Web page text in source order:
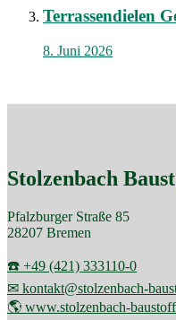
Terrassendielen
8. Juni 2026
Stolzenbach
Pfalzburger Straße 85
28207 Bremen
☎️ +49 (421) 333110-0
✉ kontakt@stolzenbach-
🌎 www.stolzenbach-